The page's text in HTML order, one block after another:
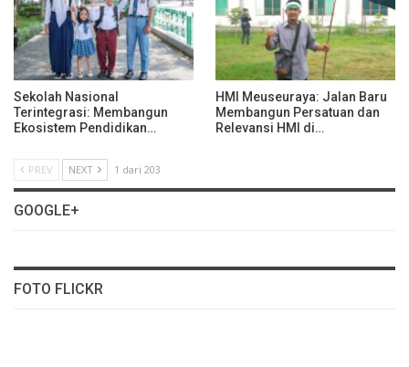
Sekolah Nasional
Terintegrasi: Membangun
Ekosistem Pendidikan…
HMI Meuseuraya: Jalan Baru
Membangun Persatuan dan
Relevansi HMI di…
PREV NEXT 1 dari 203
GOOGLE+
FOTO FLICKR